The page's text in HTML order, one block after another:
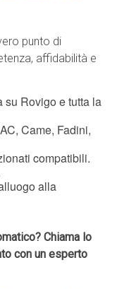
punto di
affidabilità e
su Rovigo e tutta la
Came, Fadini,
compatibili.
alla
Chiama lo
con un esperto